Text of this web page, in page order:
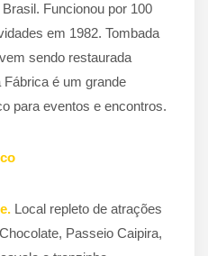
Funcionou por 100
em 1982. Tombada
sendo restaurada
Fábrica é um grande
para eventos e encontros.
Local repleto de atrações
Passeio Caipira,